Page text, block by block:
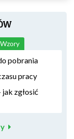
Wzory
pobrania
pracy
zgłosić